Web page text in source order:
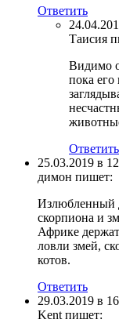
Ответить
Таисия
Видимо
пока
Ответить
25.03.2019 в
димон пишет:
Излюбленный
скорпиона и
Африке
ловли змей,
котов.
Ответить
29.03.2019 в
Kent пишет: